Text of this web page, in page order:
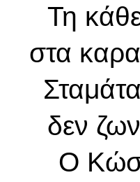
Τη
στα
δεν
Ο